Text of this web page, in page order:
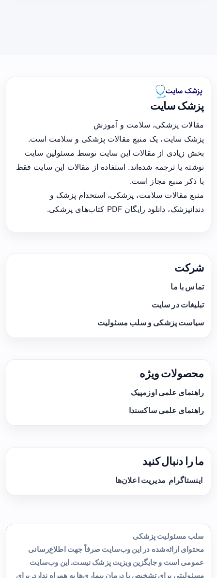
پزشک سایت
مقالات پزشکی، سلامت و آموزش
پزشک سایت، یک منبع مقالات پزشکی و سلامت است.
بخش زیادی از مقالات این سایت توسط مسئولین سایت
نوشته یا ترجمه شده‌اند. استفاده از مقالات این سایت فقط
با ذکر منبع مجاز است.
منبع مقالات سلامت، پزشکی، استخدام پزشک و
دندانپزشک، دانلود رایگان PDF کتاب‌های پزشکی.
شرکت
تماس با ما
تبلیغات در سایت
سیاست پزشکی و سلب مسئولیت
محصولات ویژه
راهنمای علمی اوزمپیک
راهنمای علمی ساکسندا
ما را دنبال کنید
اینستاگرام مدیریت اعلان‌ها
سلب مسئولیت پزشکی
محتوای ارائه‌شده در این وب‌سایت صرفاً جهت اطلاع‌رسانی
عمومی است و جایگزین ویزیت پزشک نیست. این وب‌سایت
مسئولیتی برای تشخیص یا درمان بیماری‌ها به همراه ندارد. برای